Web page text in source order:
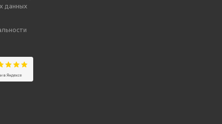
данных